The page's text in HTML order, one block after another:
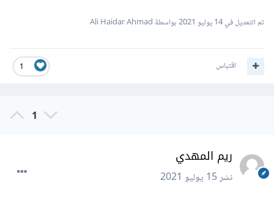
تم التعديل في14 يوليو 2021 بواسطة Ali Haidar Ahmad
1 اقتباس
1
ريم المهدي
نشر15 يوليو 2021